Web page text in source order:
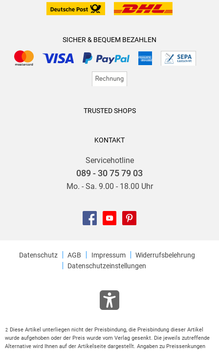
SICHER & BEQUEM BEZAHLEN
TRUSTED SHOPS
KONTAKT
Servicehotline
089 - 30 75 79 03
Mo. - Sa. 9.00 - 18.00 Uhr
Datenschutz AGB Impressum
Widerrufsbelehrung
Datenschutzeinstellungen
2 Diese Artikel unterliegen nicht der Preisbindung, die Preisbindung dieser Artikel
wurde aufgehoben oder der Preis wurde vom Verlag gesenkt. Die jeweils zutreffende
Alternative wird Ihnen auf der Artikelseite dargestellt. Angaben zu Preissenkungen